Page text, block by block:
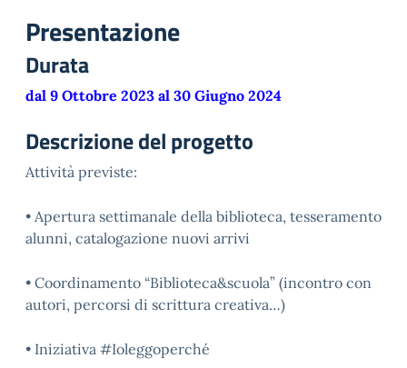
Presentazione
Durata
dal 9 Ottobre 2023 al 30 Giugno 2024
Descrizione del progetto
Attività previste:
• Apertura settimanale della biblioteca, tesseramento
alunni, catalogazione nuovi arrivi
• Coordinamento “Biblioteca&scuola” (incontro con
autori, percorsi di scrittura creativa…)
• Iniziativa #Ioleggoperché